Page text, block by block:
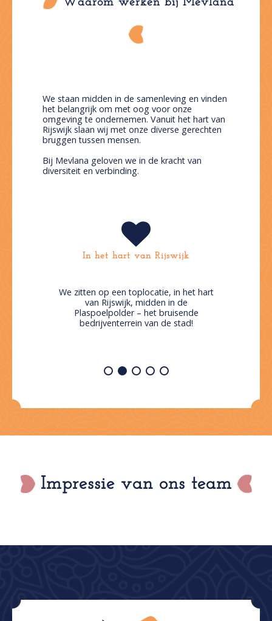
We staan midden in de samenleving en vinden
het belangrijk om met oog voor onze
omgeving te ondernemen. Vanuit het hart van
Rijswijk slaan wij met onze diverse gerechten
bruggen tussen mensen.
Bij Mevlana geloven we in de kracht van
diversiteit en verbinding.
In het hart van Rijswijk
We zitten op een toplocatie, in het hart
van Rijswijk, midden in de
Plaspoelpolder – het bruisende
bedrijventerrein van de stad!
Impressie van ons team